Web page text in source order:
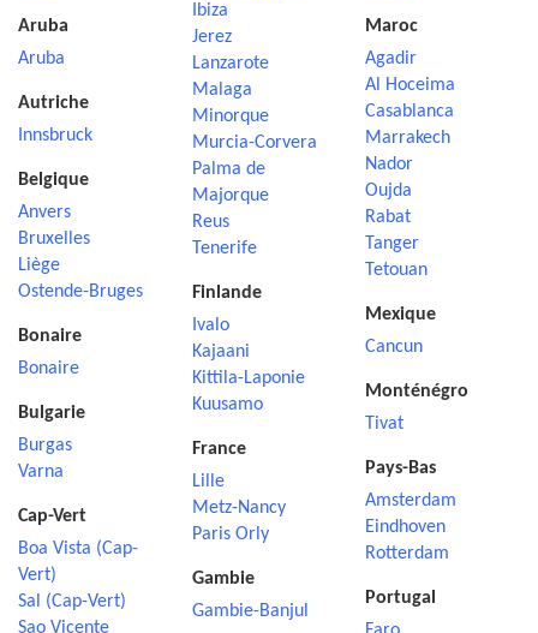
Aruba
Aruba
Autriche
Innsbruck
Belgique
Anvers
Bruxelles
Liège
Ostende-Bruges
Bonaire
Bonaire
Bulgarie
Burgas
Varna
Cap-Vert
Boa Vista (Cap-
Vert)
Sal (Cap-Vert)
Sao Vicente
Ibiza
Jerez
Lanzarote
Malaga
Minorque
Murcia-Corvera
Palma de
Majorque
Reus
Tenerife
Finlande
Ivalo
Kajaani
Kittila-Laponie
Kuusamo
France
Lille
Metz-Nancy
Paris Orly
Gambie
Gambie-Banjul
Maroc
Agadir
Al Hoceima
Casablanca
Marrakech
Nador
Oujda
Rabat
Tanger
Tetouan
Mexique
Cancun
Monténégro
Tivat
Pays-Bas
Amsterdam
Eindhoven
Rotterdam
Portugal